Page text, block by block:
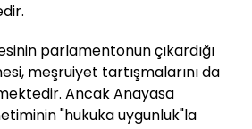
parlamentonun çıkardığı
meşruiyet tartışmalarını da
Ancak Anayasa
"hukuka uygunluk"la